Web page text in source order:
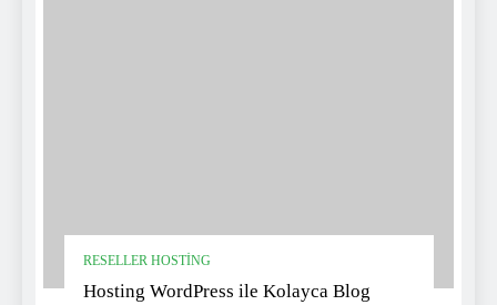
RESELLER HOSTING
Hosting WordPress ile Kolayca Blog